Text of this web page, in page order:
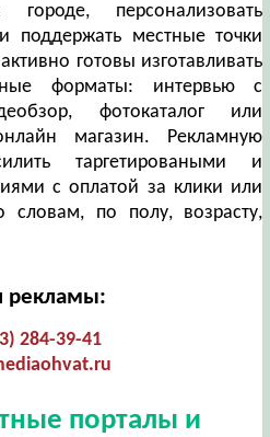
персонализовать
поддержать местные точки
готовы изготавливать
форматы: интервью с
фотокаталог или
магазин. Рекламную
таргетироваными и
с оплатой за клики или
словам, по полу, возрасту,
рекламы:
284-39-41
порталы и